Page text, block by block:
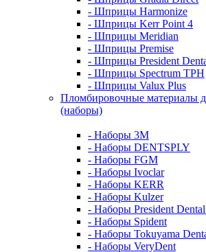
- Шприцы Harmonize
- Шприцы Kerr Point 4
- Шприцы Meridian
- Шприцы Premise
- Шприцы President
- Шприцы Spectrum TPH
- Шприцы Valux Plus
Пломбировочные материалы
(наборы)
- Наборы 3М
- Наборы DENTSPLY
- Наборы FGM
- Наборы Ivoclar
- Наборы KERR
- Наборы Kulzer
- Наборы President
- Наборы Spident
- Наборы Tokuyama
- Наборы VeryDent